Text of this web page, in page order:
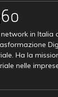
in Italia
Ha la
nelle